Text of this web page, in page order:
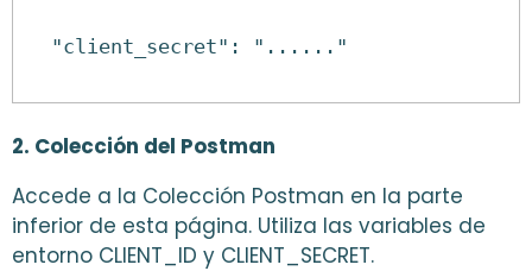
2. Colección del Postman
Accede a la Colección Postman en la parte
inferior de esta página. Utiliza las variables de
entorno CLIENT_ID y CLIENT_SECRET.